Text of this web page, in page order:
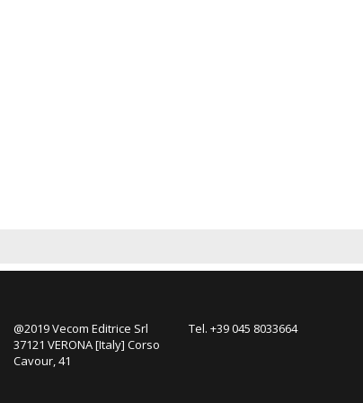
@2019 Vecom Editrice Srl
37121 VERONA [Italy] Corso
Cavour, 41
Tel. +39 045 8033664